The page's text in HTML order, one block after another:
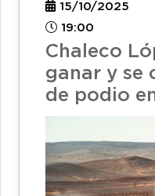
15/10/2025
19:00
Chaleco
ganar y se
de podio